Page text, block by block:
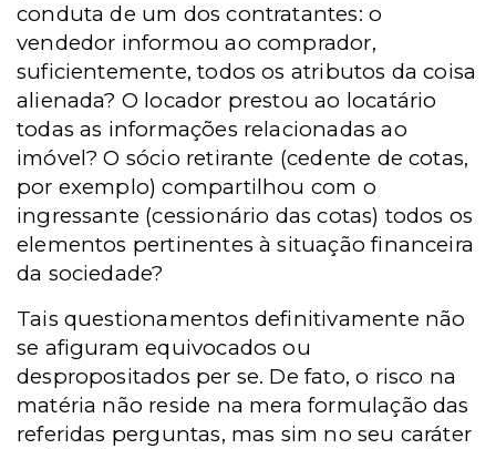
conduta de um dos contratantes: o
vendedor informou ao comprador,
suficientemente, todos os atributos da coisa
alienada? O locador prestou ao locatário
todas as informações relacionadas ao
imóvel? O sócio retirante (cedente de cotas,
por exemplo) compartilhou com o
ingressante (cessionário das cotas) todos os
elementos pertinentes à situação financeira
da sociedade?
Tais questionamentos definitivamente não
se afiguram equivocados ou
despropositados per se. De fato, o risco na
matéria não reside na mera formulação das
referidas perguntas, mas sim no seu caráter